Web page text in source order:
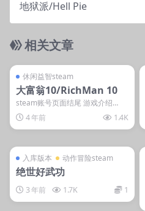
地狱派/Hell Pie
相关文章
休闲益智steam
大富翁10/RichMan 10
steam账号页面结尾 游戏介绍
《大富翁10》是由寰宇之星制作So
ftStar...
4 年前 1.4K
入库版本
动作冒险steam
绝世好武功
3 年前 1.7K 1